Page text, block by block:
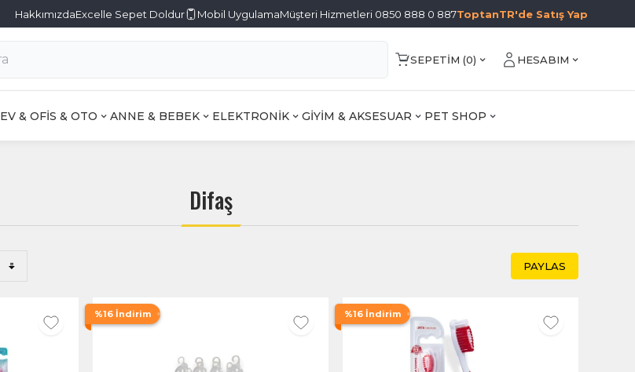
HakkımızdaExcelle Sepet Doldur Mobil UygulamaMüşteri Hizmetleri 0850 888 0 887ToptanTR'de Satış Yap
SEPETIM (0) HESABIM
EV & OFİS & OTO ANNE & BEBEK ELEKTRONİK GİYİM & AKSESUAR PET SHOP
Difaş
PAYLAS
%16 İndirim %16 İndirim